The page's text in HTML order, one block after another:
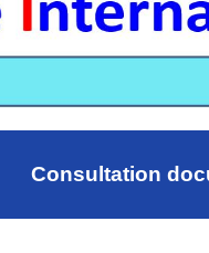
Consultation